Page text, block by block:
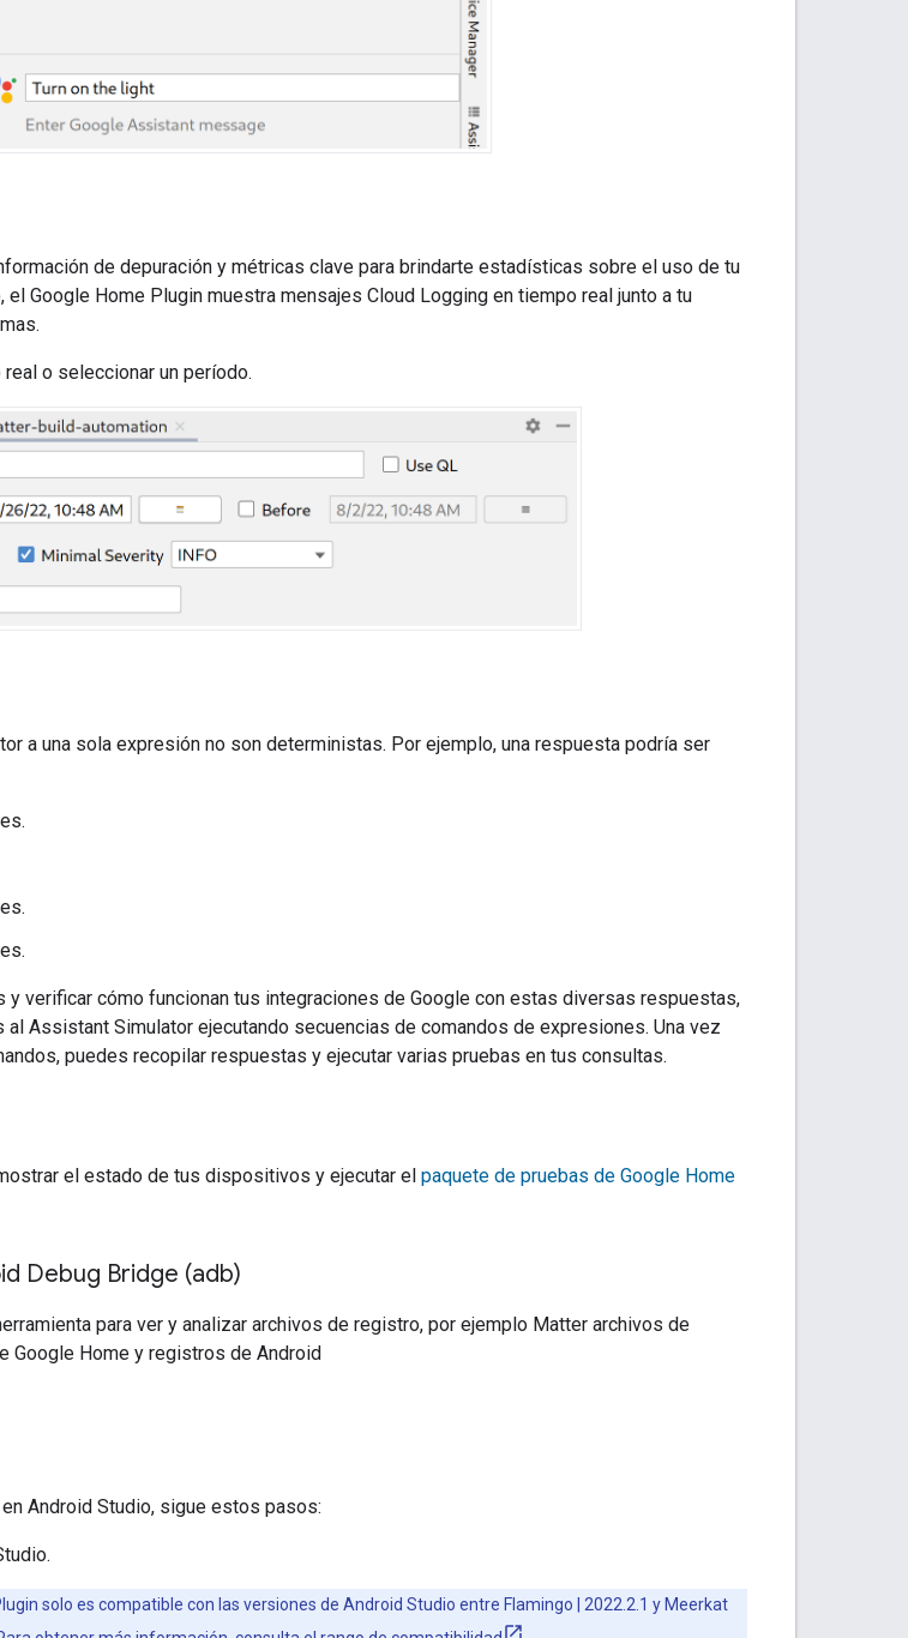
de depuración y métricas clave para brindarte estadísticas sobre el uso de tu
el Google Home Plugin muestra mensajes Cloud Logging en tiempo real junto a tu
o seleccionar un período.
a una sola expresión no son deterministas. Por ejemplo, una respuesta podría ser
y verificar cómo funcionan tus integraciones de Google con estas diversas respuestas,
al Assistant Simulator ejecutando secuencias de comandos de expresiones. Una vez
puedes recopilar respuestas y ejecutar varias pruebas en tus consultas.
el estado de tus dispositivos y ejecutar el paquete de pruebas de Google Home
Debug Bridge (adb)
para ver y analizar archivos de registro, por ejemplo Matter archivos de
Google Home y registros de Android
en Android Studio, sigue estos pasos:
.
solo es compatible con las versiones de Android Studio entre Flamingo | 2022.2.1 y Meerkat